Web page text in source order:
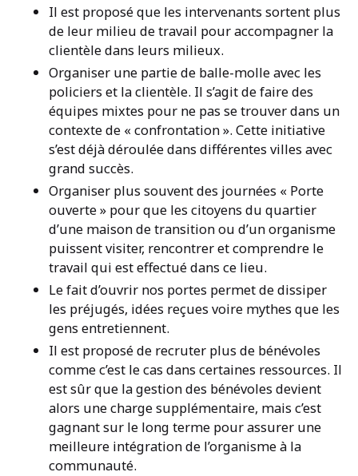
Il est proposé que les intervenants sortent plus
de leur milieu de travail pour accompagner la
clientèle dans leurs milieux.
Organiser une partie de balle-molle avec les
policiers et la clientèle. Il s’agit de faire des
équipes mixtes pour ne pas se trouver dans un
contexte de « confrontation ». Cette initiative
s’est déjà déroulée dans différentes villes avec
grand succès.
Organiser plus souvent des journées « Porte
ouverte » pour que les citoyens du quartier
d’une maison de transition ou d’un organisme
puissent visiter, rencontrer et comprendre le
travail qui est effectué dans ce lieu.
Le fait d’ouvrir nos portes permet de dissiper
les préjugés, idées reçues voire mythes que les
gens entretiennent.
Il est proposé de recruter plus de bénévoles
comme c’est le cas dans certaines ressources. Il
est sûr que la gestion des bénévoles devient
alors une charge supplémentaire, mais c’est
gagnant sur le long terme pour assurer une
meilleure intégration de l’organisme à la
communauté.